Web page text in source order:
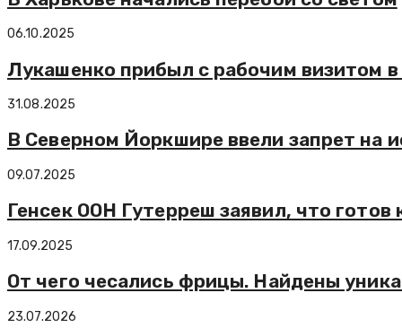
06.10.2025
Лукашенко прибыл с рабочим визитом
31.08.2025
В Северном Йоркшире ввели запрет на
09.07.2025
Генсек ООН Гутерреш заявил, что готов
17.09.2025
От чего чесались фрицы. Найдены
23.07.2026